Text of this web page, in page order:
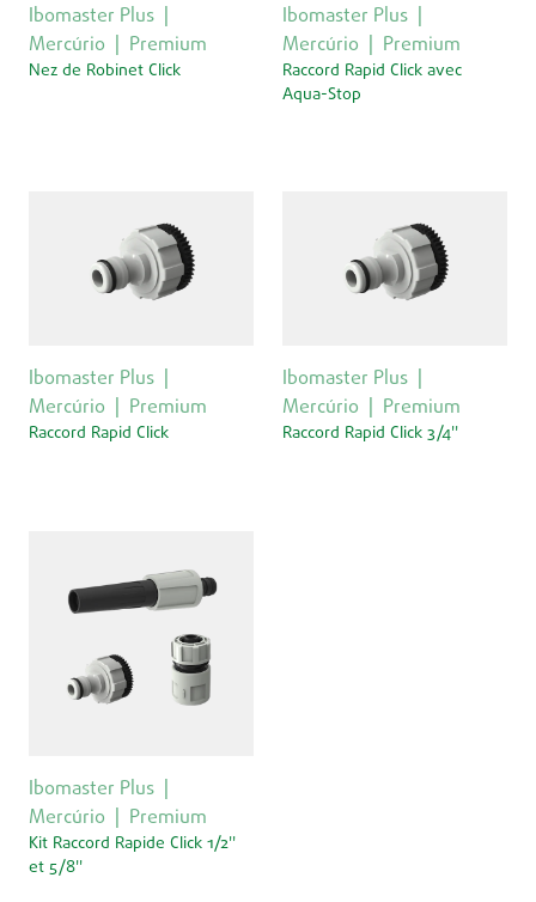
Ibomaster Plus
Mercúrio
Premium
Nez de Robinet Click
Ibomaster Plus
Mercúrio
Premium
Raccord Rapid Click avec
Aqua-Stop
Ibomaster Plus
Mercúrio
Premium
Raccord Rapid Click
Ibomaster Plus
Mercúrio
Premium
Raccord Rapid Click 3/4''
Ibomaster Plus
Mercúrio
Premium
Kit Raccord Rapide Click 1/2''
et 5/8''